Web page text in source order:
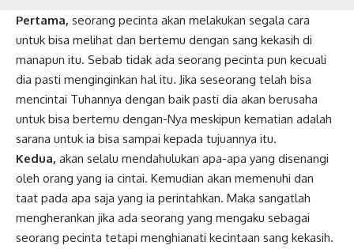
Pertama, seorang pecinta akan melakukan segala cara
untuk bisa melihat dan bertemu dengan sang kekasih di
manapun itu. Sebab tidak ada seorang pecinta pun kecuali
dia pasti menginginkan hal itu. Jika seseorang telah bisa
mencintai Tuhannya dengan baik pasti dia akan berusaha
untuk bisa bertemu dengan-Nya meskipun kematian adalah
sarana untuk ia bisa sampai kepada tujuannya itu.
Kedua, akan selalu mendahulukan apa-apa yang disenangi
oleh orang yang ia cintai. Kemudian akan memenuhi dan
taat pada apa saja yang ia perintahkan. Maka sangatlah
mengherankan jika ada seorang yang mengaku sebagai
seorang pecinta tetapi menghianati kecintaan sang kekasih.